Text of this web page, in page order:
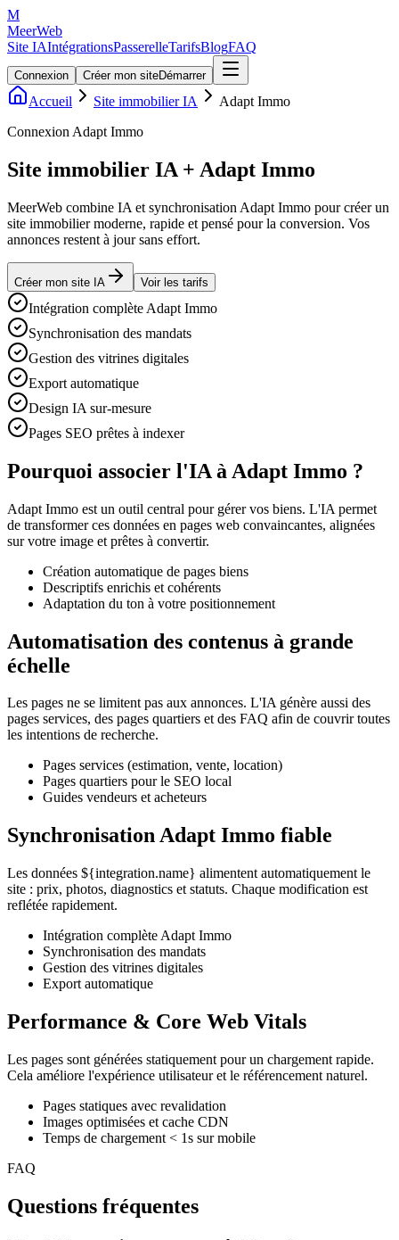
M
MeerWeb
Site IAIntégrationsPasserelleTarifsBlogFAQ
Connexion Créer mon siteDémarrer
Accueil Site immobilier IA
Adapt Immo
Connexion Adapt Immo
Site immobilier IA + Adapt Immo
MeerWeb combine IA et synchronisation Adapt Immo pour créer un
site immobilier moderne, rapide et pensé pour la conversion. Vos
annonces restent à jour sans effort.
Créer mon site IA Voir les tarifs
Intégration complète Adapt Immo
Synchronisation des mandats
Gestion des vitrines digitales
Export automatique
Design IA sur-mesure
Pages SEO prêtes à indexer
Pourquoi associer l'IA à Adapt Immo ?
Adapt Immo est un outil central pour gérer vos biens. L'IA permet
de transformer ces données en pages web convaincantes, alignées
sur votre image et prêtes à convertir.
Création automatique de pages biens
Descriptifs enrichis et cohérents
Adaptation du ton à votre positionnement
Automatisation des contenus à grande
échelle
Les pages ne se limitent pas aux annonces. L'IA génère aussi des
pages services, des pages quartiers et des FAQ afin de couvrir toutes
les intentions de recherche.
Pages services (estimation, vente, location)
Pages quartiers pour le SEO local
Guides vendeurs et acheteurs
Synchronisation Adapt Immo fiable
Les données ${integration.name} alimentent automatiquement le
site : prix, photos, diagnostics et statuts. Chaque modification est
reflétée rapidement.
Intégration complète Adapt Immo
Synchronisation des mandats
Gestion des vitrines digitales
Export automatique
Performance & Core Web Vitals
Les pages sont générées statiquement pour un chargement rapide.
Cela améliore l'expérience utilisateur et le référencement naturel.
Pages statiques avec revalidation
Images optimisées et cache CDN
Temps de chargement < 1s sur mobile
FAQ
Questions fréquentes